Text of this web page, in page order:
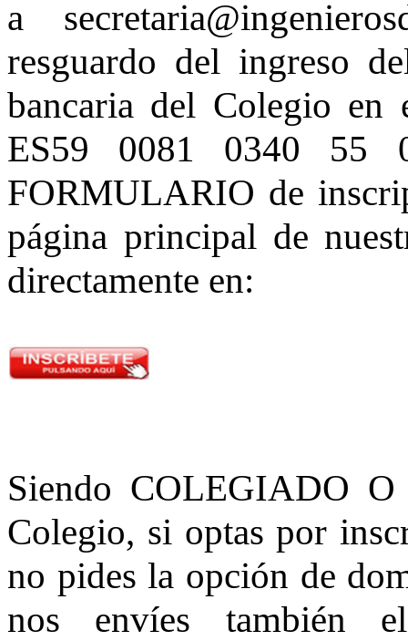
a
resguardo del ingreso
bancaria del Colegio en
ES59 0081 0340 55
FORMULARIO de
página principal de
directamente en:
Siendo COLEGIADO
Colegio, si optas por
no pides la opción de
nos envíes también